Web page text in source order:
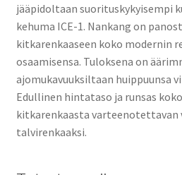
jääpidoltaan suorituskykyisempi
kehuma ICE-1. Nankang on
kitkarenkaaseen koko modernin
osaamisensa. Tuloksena on
ajomukavuuksiltaan huippuunsa
Edullinen hintataso ja runsas
kitkarenkaasta varteenotettavan
talvirenkaaksi.